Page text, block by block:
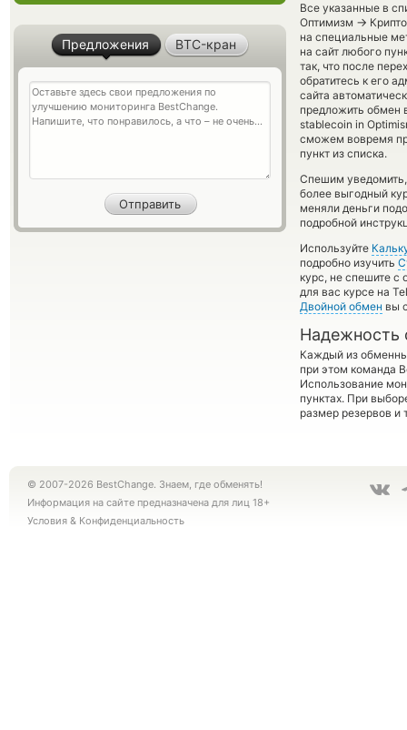
Все указанные в
Оптимизм →
на специальные
на сайт любого
так, что после
обратитесь к его
сайта
предложить обмен
stablecoin in
сможем вовремя
пункт из списка.
Спешим
более выгодный
меняли деньги
подробной
Используйте
подробно изучить
курс, не спешите с
для вас курсе на
Двойной обмен вы
Надежность
Каждый из
при этом команда
Использование
пунктах. При
размер резервов и
Предложения BTC-кран
© 2007-2026 BestChange. Знаем, где обменять!
Информация на сайте предназначена для лиц 18+
Условия & Конфиденциальность